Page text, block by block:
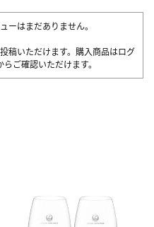
ーはまだありません。
稿いただけます。購入商品はログ
らご確認いただけます。